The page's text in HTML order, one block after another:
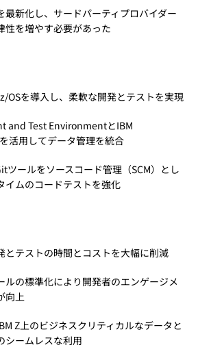
最新化し、サードパーティプロバイダー
性を増やす必要があった
OSを導入し、柔軟な開発とテストを実現
and Test EnvironmentとIBM
活用してデータ管理を統合
ツールをソースコード管理（SCM）とし
イムのコードテストを強化
とテストの時間とコストを大幅に削減
ルの標準化により開発者のエンゲージメ
向上
Z上のビジネスクリティカルなデータと
シームレスな利用